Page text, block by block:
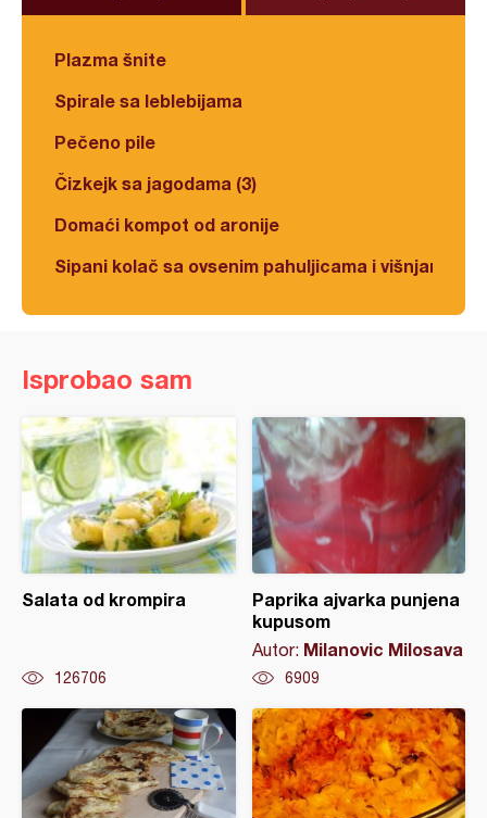
Plazma šnite
Spirale sa leblebijama
Pečeno pile
Čizkejk sa jagodama (3)
Domaći kompot od aronije
Sipani kolač sa ovsenim pahuljicama i višnjama
Isprobao sam
Salata od krompira
126706
Paprika ajvarka punjena
kupusom
Autor: Milanovic Milosava
6909